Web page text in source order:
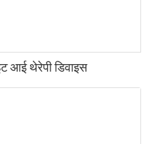
आई थेरेपी डिवाइस